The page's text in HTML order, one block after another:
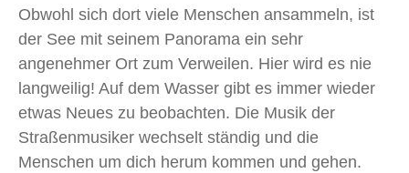
Obwohl sich dort viele Menschen ansammeln, ist
der See mit seinem Panorama ein sehr
angenehmer Ort zum Verweilen. Hier wird es nie
langweilig! Auf dem Wasser gibt es immer wieder
etwas Neues zu beobachten. Die Musik der
Straßenmusiker wechselt ständig und die
Menschen um dich herum kommen und gehen.